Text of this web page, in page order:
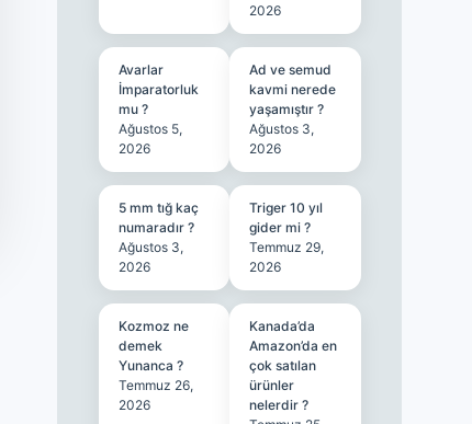
2026
Avarlar
İmparatorluk
mu ?
Ağustos 5,
2026
Ad ve semud
kavmi nerede
yaşamıştır ?
Ağustos 3,
2026
5 mm tığ kaç
numaradır ?
Ağustos 3,
2026
Triger 10 yıl
gider mi ?
Temmuz 29,
2026
Kozmoz ne
demek
Yunanca ?
Temmuz 26,
2026
Kanada’da
Amazon’da en
çok satılan
ürünler
nelerdir ?